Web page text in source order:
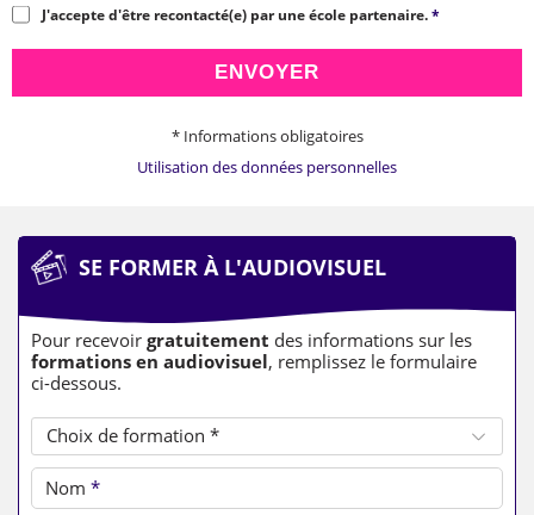
J'accepte d'être recontacté(e) par une école partenaire.*
ENVOYER
* Informations obligatoires
Utilisation des données personnelles
SE FORMER À L'AUDIOVISUEL
Pour recevoir gratuitement des informations sur les
formations en audiovisuel, remplissez le formulaire
ci-dessous.
Choix de formation *
Nom *